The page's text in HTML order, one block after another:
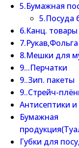
5.Бумажная
5.Посуда
6.Канц. товары
8.Мешки для
9...Перчатки
9..Зип. пакеты
9..Стрейч-
Антисептики
Бумажная
Губки для